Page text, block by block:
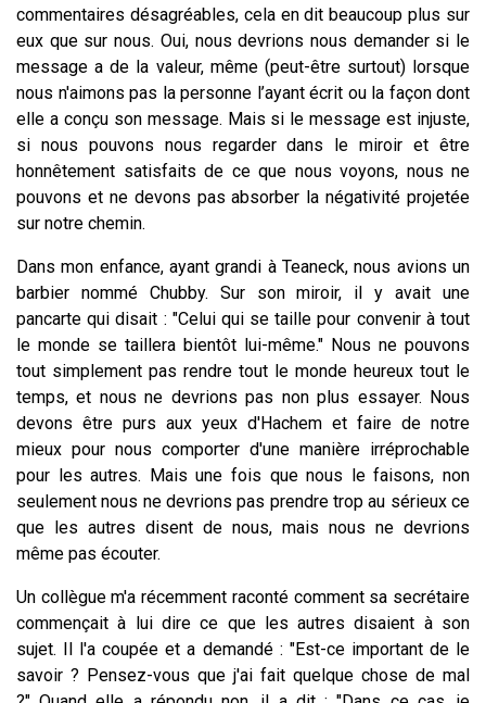
commentaires désagréables, cela en dit beaucoup plus sur
eux que sur nous. Oui, nous devrions nous demander si le
message a de la valeur, même (peut-être surtout) lorsque
nous n'aimons pas la personne l’ayant écrit ou la façon dont
elle a conçu son message. Mais si le message est injuste,
si nous pouvons nous regarder dans le miroir et être
honnêtement satisfaits de ce que nous voyons, nous ne
pouvons et ne devons pas absorber la négativité projetée
sur notre chemin.
Dans mon enfance, ayant grandi à Teaneck, nous avions un
barbier nommé Chubby. Sur son miroir, il y avait une
pancarte qui disait : "Celui qui se taille pour convenir à tout
le monde se taillera bientôt lui-même." Nous ne pouvons
tout simplement pas rendre tout le monde heureux tout le
temps, et nous ne devrions pas non plus essayer. Nous
devons être purs aux yeux d'Hachem et faire de notre
mieux pour nous comporter d'une manière irréprochable
pour les autres. Mais une fois que nous le faisons, non
seulement nous ne devrions pas prendre trop au sérieux ce
que les autres disent de nous, mais nous ne devrions
même pas écouter.
Un collègue m'a récemment raconté comment sa secrétaire
commençait à lui dire ce que les autres disaient à son
sujet. Il l'a coupée et a demandé : "Est-ce important de le
savoir ? Pensez-vous que j'ai fait quelque chose de mal